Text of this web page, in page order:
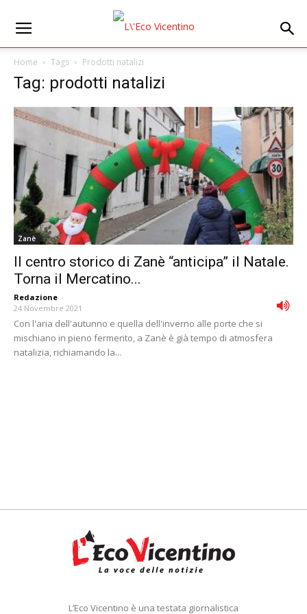
Home Tags Prodotti natalizi
Tag: prodotti natalizi
Zanè
Il centro storico di Zanè “anticipa” il Natale.
Torna il Mercatino...
Redazione -
24 Novembre 2021
Con l'aria dell'autunno e quella dell'inverno alle porte che si
mischiano in pieno fermento, a Zanè è già tempo di atmosfera
natalizia, richiamando la...
L’Eco Vicentino è una testata giornalistica